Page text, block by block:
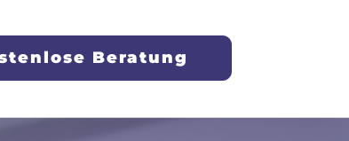
Beratung